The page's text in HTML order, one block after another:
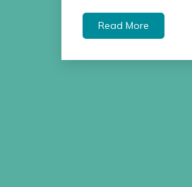
Read More